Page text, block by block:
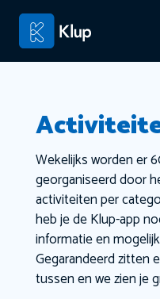
Wekelijks worden er
georganiseerd door
activiteiten per
heb je de Klup-app
informatie en
Gegarandeerd zitten
tussen en we zien je